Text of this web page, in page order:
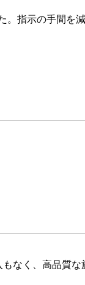
。指示の手間を
なく、高品質な